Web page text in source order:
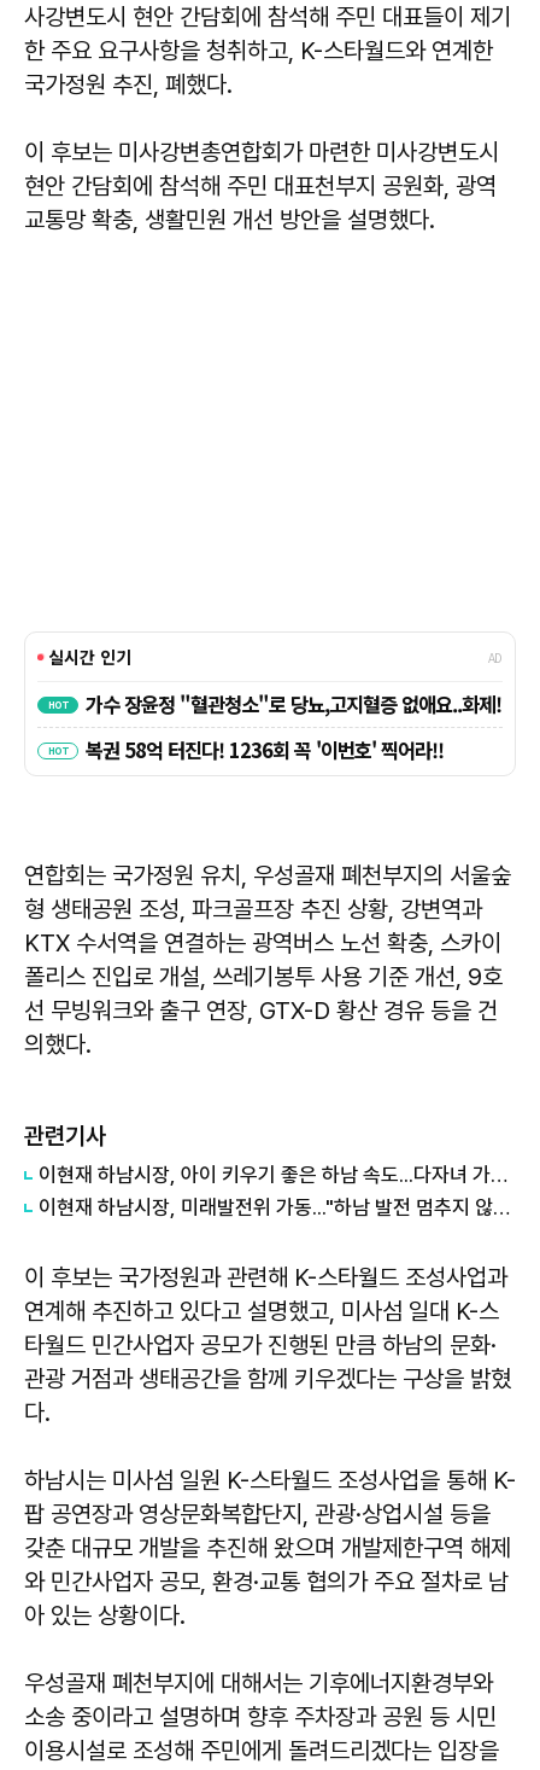
사강변도시 현안 간담회에 참석해 주민 대표들이 제기
한 주요 요구사항을 청취하고, K-스타월드와 연계한
국가정원 추진, 폐했다.
이 후보는 미사강변총연합회가 마련한 미사강변도시
현안 간담회에 참석해 주민 대표천부지 공원화, 광역
교통망 확충, 생활민원 개선 방안을 설명했다.
연합회는 국가정원 유치, 우성골재 폐천부지의 서울숲
형 생태공원 조성, 파크골프장 추진 상황, 강변역과
KTX 수서역을 연결하는 광역버스 노선 확충, 스카이
폴리스 진입로 개설, 쓰레기봉투 사용 기준 개선, 9호
선 무빙워크와 출구 연장, GTX-D 황산 경유 등을 건
의했다.
관련기사
이현재 하남시장, 아이 키우기 좋은 하남 속도...다자녀 가구 수도요금 감면 확대
이현재 하남시장, 미래발전위 가동..."하남 발전 멈추지 않겠다"
이 후보는 국가정원과 관련해 K-스타월드 조성사업과
연계해 추진하고 있다고 설명했고, 미사섬 일대 K-스
타월드 민간사업자 공모가 진행된 만큼 하남의 문화·
관광 거점과 생태공간을 함께 키우겠다는 구상을 밝혔
다.
하남시는 미사섬 일원 K-스타월드 조성사업을 통해 K-
팝 공연장과 영상문화복합단지, 관광·상업시설 등을
갖춘 대규모 개발을 추진해 왔으며 개발제한구역 해제
와 민간사업자 공모, 환경·교통 협의가 주요 절차로 남
아 있는 상황이다.
우성골재 폐천부지에 대해서는 기후에너지환경부와
소송 중이라고 설명하며 향후 주차장과 공원 등 시민
이용시설로 조성해 주민에게 돌려드리겠다는 입장을